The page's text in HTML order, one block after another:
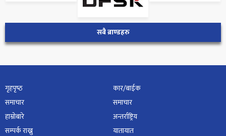
सबै ब्राण्डहरु
गृहपृष्‍ठ
समाचार
हाम्रोबारे
सम्पर्क राख्नु
कार/बाईक
समाचार
अन्तर्राष्ट्रिय
यातायात